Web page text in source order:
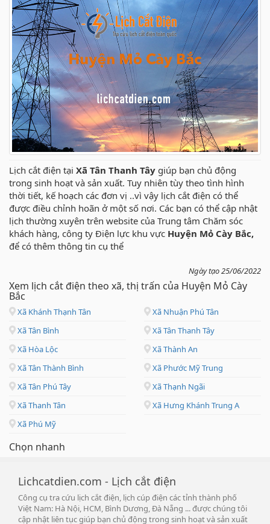
Lịch cắt điện tại Xã Tân Thanh Tây giúp bạn chủ động
trong sinh hoạt và sản xuất. Tuy nhiên tùy theo tình hình
thời tiết, kế hoạch các đơn vị ..vì vậy lịch cắt điện có thể
được điều chỉnh hoãn ở một số nơi. Các bạn có thể cập nhật
lịch thường xuyên trên website của Trung tâm Chăm sóc
khách hàng, công ty Điện lực khu vực Huyện Mỏ Cày Bắc,
để có thêm thông tin cụ thể
Ngày tạo 25/06/2022
Xem lịch cắt điện theo xã, thị trấn của Huyện Mỏ Cày
Bắc
Xã Khánh Thạnh Tân
Xã Nhuận Phú Tân
Xã Tân Bình
Xã Tân Thanh Tây
Xã Hòa Lộc
Xã Thành An
Xã Tân Thành Bình
Xã Phước Mỹ Trung
Xã Tân Phú Tây
Xã Thạnh Ngãi
Xã Thanh Tân
Xã Hưng Khánh Trung A
Xã Phú Mỹ
Chọn nhanh
Lichcatdien.com - Lịch cắt điện
Công cụ tra cứu lịch cắt điện, lịch cúp điện các tỉnh thành phố
Việt Nam: Hà Nội, HCM, Bình Dương, Đà Nẵng ... được chúng tôi
cập nhật liên tục giúp bạn chủ động trong sinh hoạt và sản xuất